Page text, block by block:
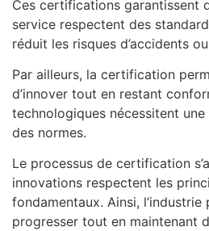
Ces certifications garantissent
service respectent des
réduit les risques d’accidents
Par ailleurs, la certification
d’innover tout en restant
technologiques nécessitent
des normes.
Le processus de certification
innovations respectent les
fondamentaux. Ainsi,
progresser tout en maintenant